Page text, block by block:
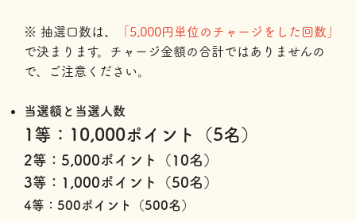
※ 抽選口数は
「5,000円単位のチャージをした回数」
で決まります。チャージ金額の合計ではありませんの
で、ご注意ください。
当選額と当選人数
1等：10,000ポイント（5名）
2等：5,000ポイント（10名）
3等：1,000ポイント（50名）
4等：500ポイント（500名）